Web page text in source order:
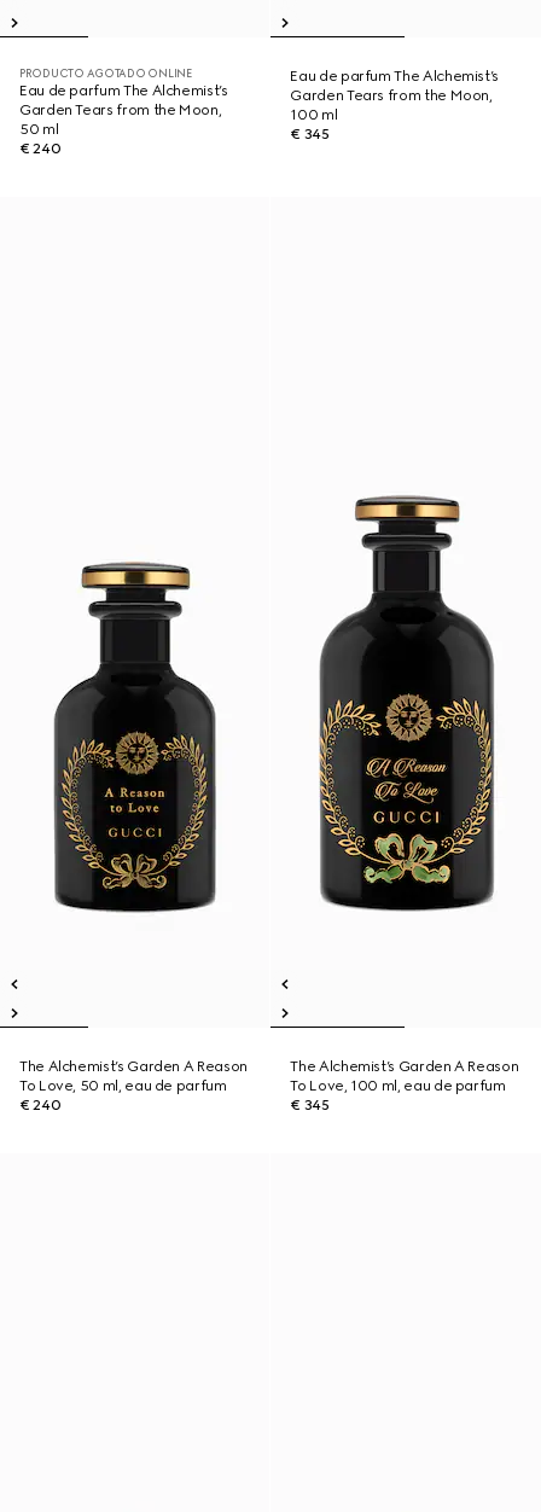
PRODUCTO AGOTADO ONLINE
Eau de parfum The Alchemist’s
Garden Tears from the Moon,
50 ml
€ 240
Eau de parfum The Alchemist’s
Garden Tears from the Moon,
100 ml
€ 345
The Alchemist’s Garden A Reason
To Love, 50 ml, eau de parfum
€ 240
The Alchemist’s Garden A Reason
To Love, 100 ml, eau de parfum
€ 345